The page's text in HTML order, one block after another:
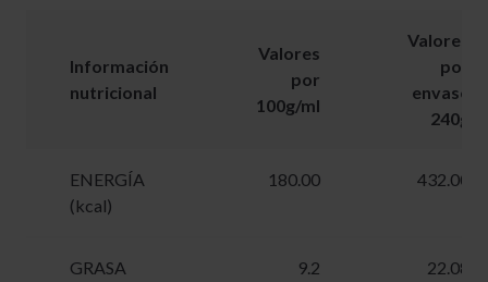
Información
nutricional
Valores
por
100g/ml
Valores
por
envase
240g
ENERGÍA
(kcal)
180.00 432.00
GRASA
9.2 22.08